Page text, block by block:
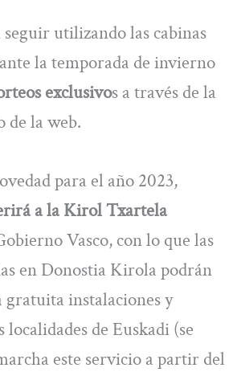
utilizando las cabinas
la temporada de invierno
exclusivos a través de la
de la web.
para el año 2023,
a la Kirol Txartela
Vasco, con lo que las
en Donostia Kirola podrán
instalaciones y
localidades de Euskadi (se
este servicio a partir del